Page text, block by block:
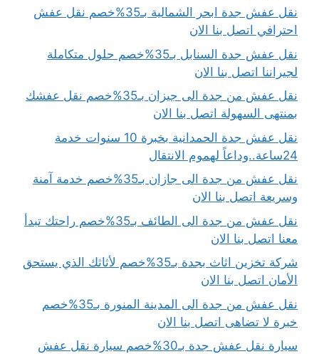
نقل عفش جدة ابحر الشمالية بـ35%خصم نقل عفش
احترافي اتصل بنا الان
نقل عفش جدة السنابل بـ35%خصم حلول متكاملة
لجيراننا اتصل بنا الان
نقل عفش من جدة الى جيزان بـ35%خصم نقل عفشك
بمنتهى السهولة اتصل بنا الان
نقل عفش جدة الحمدانية بخبرة 10 سنوات خدمة
24ساعة..وداعاً لهموم الانتقال
نقل عفش من جدة الى جازان بـ35%خصم خدمة آمنة
وسريعة اتصل بنا الان
نقل عفش من جدة الى الطائف بـ35%خصم راحتك تبدأ
معنا اتصل بنا الان
شركة تخزين اثاث بجدة بـ35%خصم لأثاثك الذي يستحق
الأمان اتصل بنا الان
نقل عفش من جدة الى المدينة المنورة بـ35%خصم
خبرة لا تضاهى اتصل بنا الان
سيارة نقل عفش جدة بـ30%خصم سيارة نقل عفش